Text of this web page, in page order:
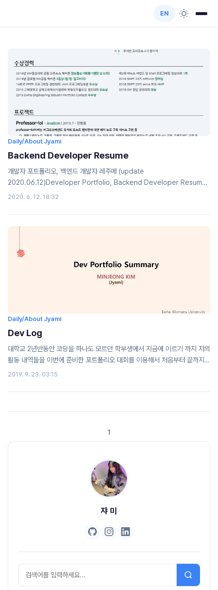
EN
Daily/About Jyami
Backend Developer Resume
개발자 포트폴리오, 백엔드 개발자 레주메 (update
2020.06.12)Developer Portfolio, Backend Developer Resume
(update 2020.06.12)
2020. 6. 12. 18:32
Daily/About Jyami
Dev Log
대학교 2년반동안 코딩을 하나도 모르던 학부생에서 지금에 이르기 까지 저의
활동 내역들을 이번에 준비한 포트폴리오 대회를 이용해서 처음부터 끝까지
살펴볼 수 있었습니다.포트폴리오 대회를 이용해서 정리한 저의 자료(수업 과
세입니다. From being an undergrad who knew absolutely
2019. 9. 23. 03:15
1
쟈 미